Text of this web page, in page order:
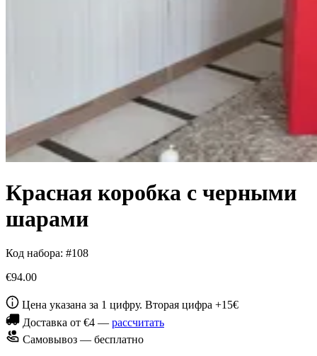
Красная коробка с черными
шарами
Код набора: #108
€94.00
Цена указана за 1 цифру. Вторая цифра +15€
Доставка от €4 — рассчитать
Самовывоз — бесплатно